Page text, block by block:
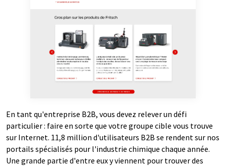
En tant qu'entreprise B2B, vous devez relever un défi
particulier : faire en sorte que votre groupe cible vous trouve
sur Internet. 11,8 million d'utilisateurs B2B se rendent sur nos
portails spécialisés pour l'industrie chimique chaque année.
Une grande partie d'entre eux y viennent pour trouver des